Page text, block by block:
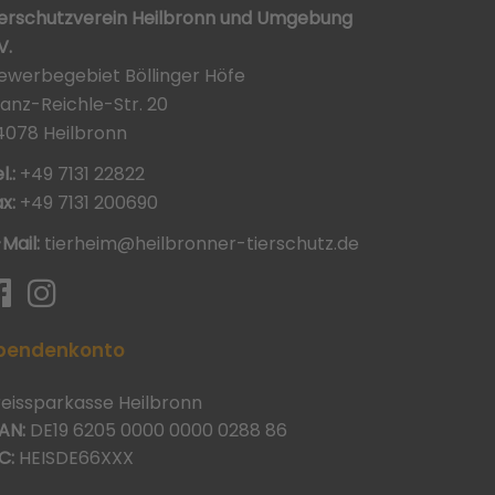
Heilbronn und Umgebung
Böllinger Höfe
Reichle-Str. 20
Heilbronn
+49 7131 22822
+49 7131 200690
tierheim@heilbronner-tierschutz.de
Heilbronn
DE19 6205 0000 0000 0288 86
HEISDE66XXX